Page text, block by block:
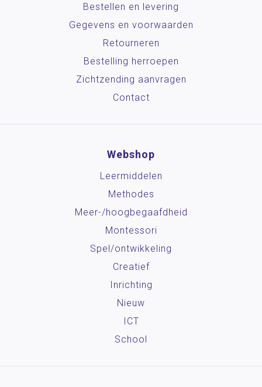
Bestellen en levering
Gegevens en voorwaarden
Retourneren
Bestelling herroepen
Zichtzending aanvragen
Contact
Webshop
Leermiddelen
Methodes
Meer-/hoog­begaafdheid
Montessori
Spel/ontwikkeling
Creatief
Inrichting
Nieuw
ICT
School